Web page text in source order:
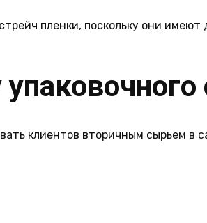
пленки, поскольку они
клиентов вторичным сырьем в